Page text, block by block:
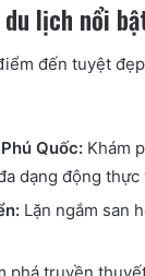
lịch nổi
đến tuyệt
Quốc: Khám
dạng động thực
Lặn ngắm san
phá truyền